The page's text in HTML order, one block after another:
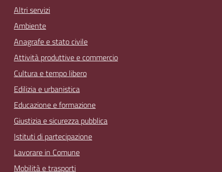
Altri servizi
Ambiente
Anagrafe e stato civile
Attività produttive e commercio
Cultura e tempo libero
Edilizia e urbanistica
Educazione e formazione
Giustizia e sicurezza pubblica
Istituti di partecipazione
Lavorare in Comune
Mobilità e trasporti